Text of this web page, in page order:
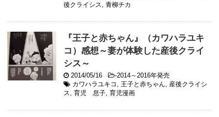
後クライシス, 青柳チカ
『王子と赤ちゃん』（カワハラユキ
コ）感想～妻が体験した産後クライ
シス～
2014/05/16 -2014～2016年発売
カワハラユキコ , 王子と赤ちゃん, 産後クライシ
ス, 育児 息子, 育児漫画